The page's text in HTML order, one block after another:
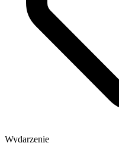
Wydarzenie